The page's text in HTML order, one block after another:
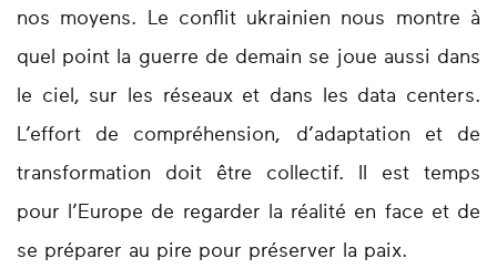
nos moyens. Le conflit ukrainien nous montre à
quel point la guerre de demain se joue aussi dans
le ciel, sur les réseaux et dans les data centers.
L’effort de compréhension, d’adaptation et de
transformation doit être collectif. Il est temps
pour l’Europe de regarder la réalité en face et de
se préparer au pire pour préserver la paix.